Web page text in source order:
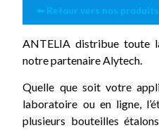
⬅ Retour vers nos produits
ANTELIA distribue toute
notre partenaire Alytech.
Quelle que soit votre
laboratoire ou en ligne,
plusieurs bouteilles